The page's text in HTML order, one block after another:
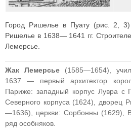
Город Ришелье в Пуату (рис. 2,
Ришелье в 1638— 1641 гг.
Лемерсье.
Жак Лемерсье(1585—1654),
1637 — первый архитектор
Париже: западный корпус Лувра с
Северного корпуса (1624), дворец
—1636), церкви: Сорбонны (1629),
ряд особняков.